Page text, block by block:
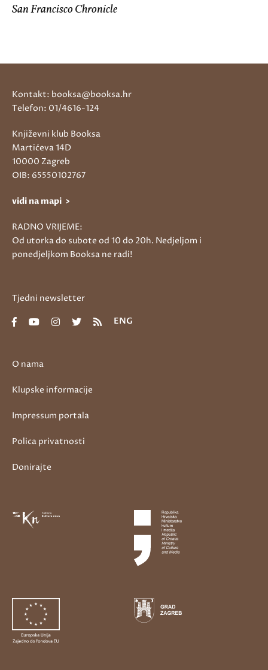
San Francisco Chronicle
O nama
Klupske informacije
Impressum portala
Polica privatnosti
Donirajte
Kontakt: booksa@booksa.hr
Telefon: 01/4616-124
Književni klub Booksa
Martićeva 14D
10000 Zagreb
OIB: 65550102767
vidi na mapi >
RADNO VRIJEME:
Od utorka do subote od 10 do 20h. Nedjeljom i
ponedjeljkom Booksa ne radi!
Tjedni newsletter
ENG